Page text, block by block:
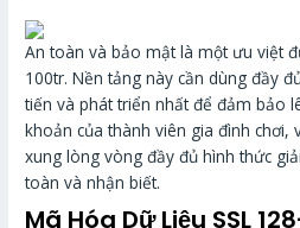
An toàn và bảo mật là một ưu việt
100tr. Nền tảng này cần dùng đầy
tiến và phát triển nhất để đảm bảo
khoản của thành viên gia đình
xung lòng vòng đầy đủ hình thức
toàn và nhận biết.
Mã Hóa Dữ Liệu SSL